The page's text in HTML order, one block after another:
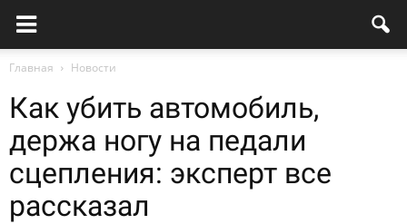
Главная Новости
Как убить автомобиль,
держа ногу на педали
сцепления: эксперт все
рассказал